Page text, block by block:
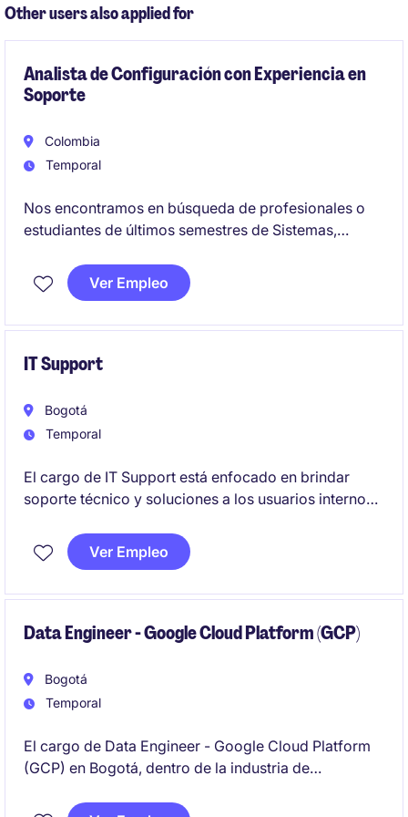
innovador.
Other users also applied for
Analista de Configuración con Experiencia en
Soporte
Colombia
Temporal
Nos encontramos en búsqueda de profesionales o
estudiantes de últimos semestres de Sistemas,
experiencia en configuración de plataformas,
soporte técnico de primer y segundo nivel, gestión
Ver Empleo
IT Support
Bogotá
Temporal
El cargo de IT Support está enfocado en brindar
soporte técnico y soluciones a los usuarios internos,
sistemas y equipos tecnológicos. Este rol, ubicado
en Bogotá, corresponde a un reemplazo temporal
Ver Empleo
Data Engineer - Google Cloud Platform (GCP)
Bogotá
Temporal
El cargo de Data Engineer - Google Cloud Platform
(GCP) en Bogotá, dentro de la industria de
experiencia en el manejo de datos en entornos de